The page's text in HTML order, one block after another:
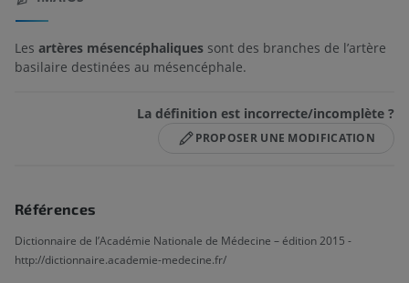
Les artères mésencéphaliques sont des branches de l’artère
basilaire destinées au mésencéphale.
La définition est incorrecte/incomplète ?
PROPOSER UNE MODIFICATION
Références
Dictionnaire de l’Académie Nationale de Médecine – édition 2015 -
http://dictionnaire.academie-medecine.fr/